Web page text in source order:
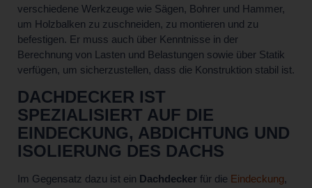
verschiedene Werkzeuge wie Sägen, Bohrer und Hammer,
um Holzbalken zu zuschneiden, zu montieren und zu
befestigen. Er muss auch über Kenntnisse in der
Berechnung von Lasten und Belastungen sowie über Statik
verfügen, um sicherzustellen, dass die Konstruktion stabil ist.
DACHDECKER IST
SPEZIALISIERT AUF DIE
EINDECKUNG, ABDICHTUNG UND
ISOLIERUNG DES DACHS
Im Gegensatz dazu ist ein Dachdecker für die Eindeckung,